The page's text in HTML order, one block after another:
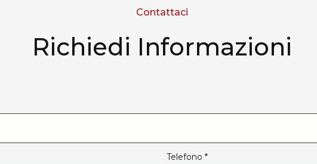
Contattaci
Richiedi Informazioni
Telefono *